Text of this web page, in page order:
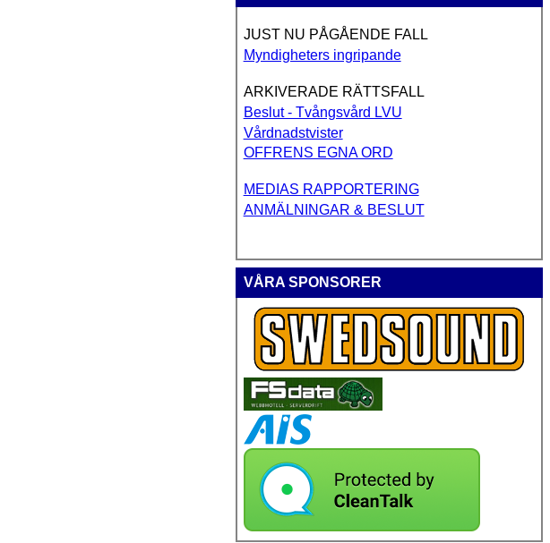
JUST NU PÅGÅENDE FALL
Myndigheters ingripande
ARKIVERADE RÄTTSFALL
Beslut - Tvångsvård LVU
Vårdnadstvister
OFFRENS EGNA ORD
MEDIAS RAPPORTERING
ANMÄLNINGAR & BESLUT
VÅRA SPONSORER